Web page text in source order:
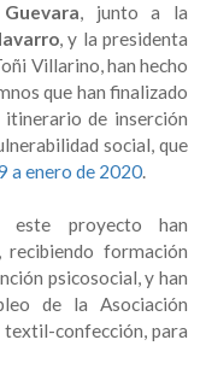
, junto a la
, y la presidenta
Villarino, han hecho
que han finalizado
de inserción
social, que
a enero de 2020.
este proyecto han
formación
psicosocial, y han
de la Asociación
confección, para